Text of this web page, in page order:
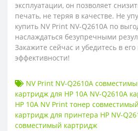
эксплуатации, он позволяет
печать, не теряя в качестве. Не
купить NV Print NV-Q2610A по
наслаждаться безупречными
Закажите сейчас и убедитесь в
эффективности!
NV Print NV-Q2610A
картридж для HP 10A NV-Q2610A
HP 10A NV Print тонер
картридж для принтера HP NV-
совместимый картридж